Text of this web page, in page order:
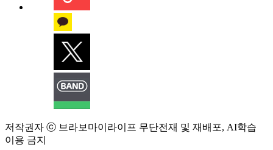
저작권자 ⓒ 브라보마이라이프 무단전재 및 재배포, AI학습
이용 금지